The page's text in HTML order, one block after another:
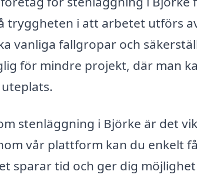
tryggheten i att arbetet utförs
vanliga fallgropar och
för mindre projekt, där man
stenläggning i Björke är det
vår plattform kan du enkelt
sparar tid och ger dig